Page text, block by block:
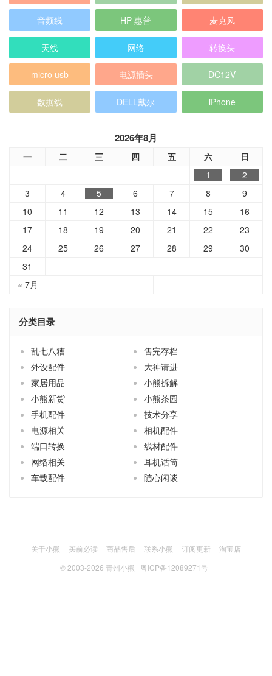
音频线 HP 惠普 麦克风
天线 网络 转换头
micro usb 电源插头 DC12V
数据线 DELL戴尔 iPhone
2026年8月
一 二 三 四 五 六 日
« 7月
1
2
3
4 5 6 7 8
9
10
11 12 13 14 15
16
17
18 19 20 21 22
23
24
25 26 27 28 29
30
31
分类目录
乱七八糟
售完存档
外设配件
大神请进
家居用品
小熊拆解
小熊新货
小熊茶园
手机配件
技术分享
电源相关
相机配件
端口转换
线材配件
网络相关
耳机话筒
车载配件
随心闲谈
关于小熊 买前必读 商品售后 联系小熊 订阅更新
淘宝店
© 2003-2026 青州小熊 粤ICP备12089271号